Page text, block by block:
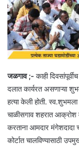
जळगाव ;- काही
दलात कार्यरत असणाऱ्या
हत्या केली होती. स्व.शुभमला
चाळीसगाव शहरात आक्रोश
करताना आमदार मंगेशदादा
कोर्टात चालविण्यासाठी